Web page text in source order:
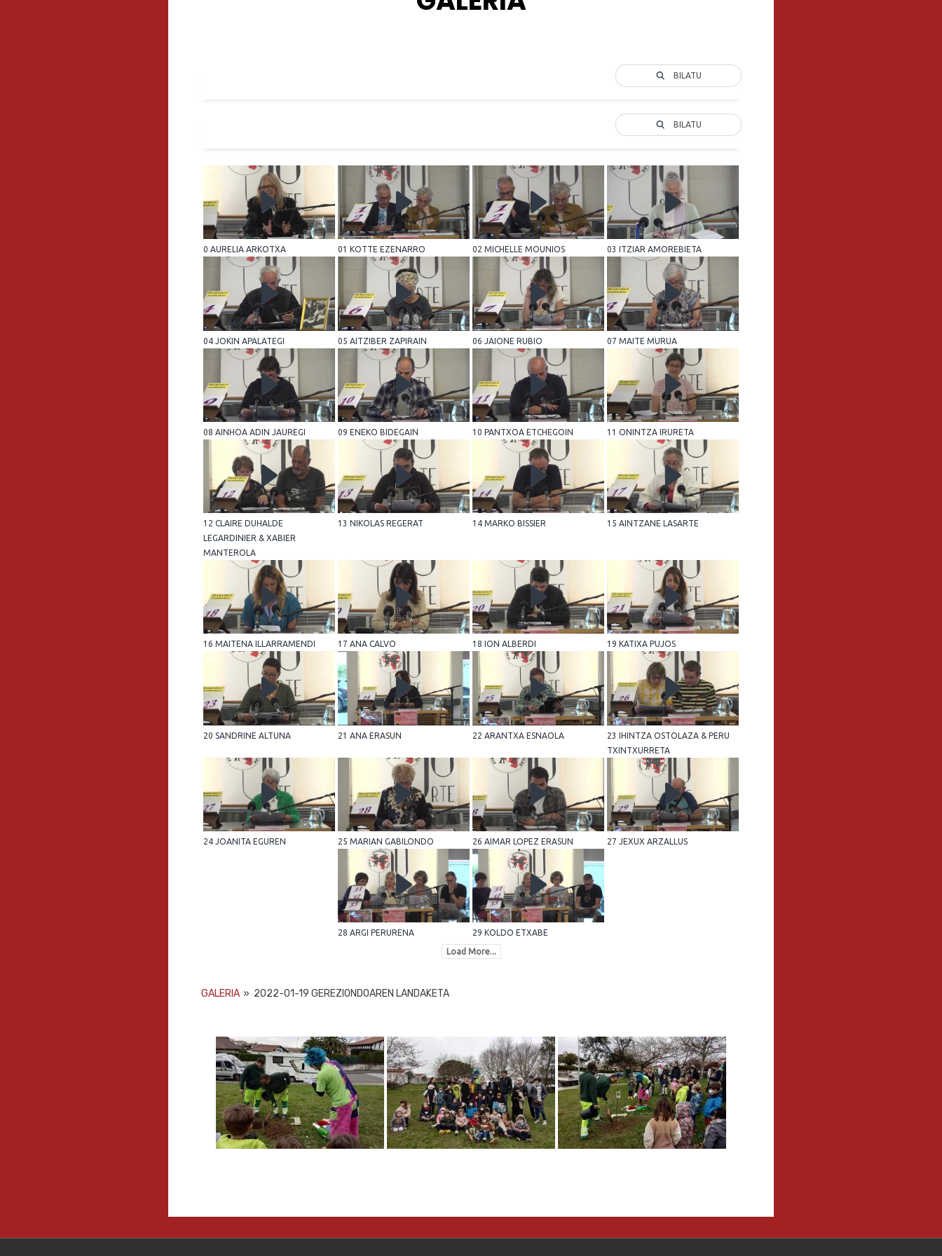
BILATU
BILATU
0 AURELIA ARKOTXA 01 KOTTE EZENARRO 02 MICHELLE MOUNIOS 03 ITZIAR AMOREBIETA
04 JOKIN APALATEGI 05 AITZIBER ZAPIRAIN 06 JAIONE RUBIO 07 MAITE MURUA
08 AINHOA ADIN JAUREGI 09 ENEKO BIDEGAIN 10 PANTXOA ETCHEGOIN 11 ONINTZA IRURETA
12 CLAIRE DUHALDE
LEGARDINIER & XABIER
MANTEROLA
13 NIKOLAS REGERAT 14 MARKO BISSIER 15 AINTZANE LASARTE
16 MAITENA ILLARRAMENDI 17 ANA CALVO 18 ION ALBERDI 19 KATIXA PUJOS
20 SANDRINE ALTUNA 21 ANA ERASUN 22 ARANTXA ESNAOLA
23 IHINTZA OSTOLAZA & PERU
TXINTXURRETA
24 JOANITA EGUREN 25 MARIAN GABILONDO 26 AIMAR LOPEZ ERASUN 27 JEXUX ARZALLUS
28 ARGI PERURENA 29 KOLDO ETXABE
Load More...
GALERIA » 2022-01-19 GEREZIONDOAREN LANDAKETA